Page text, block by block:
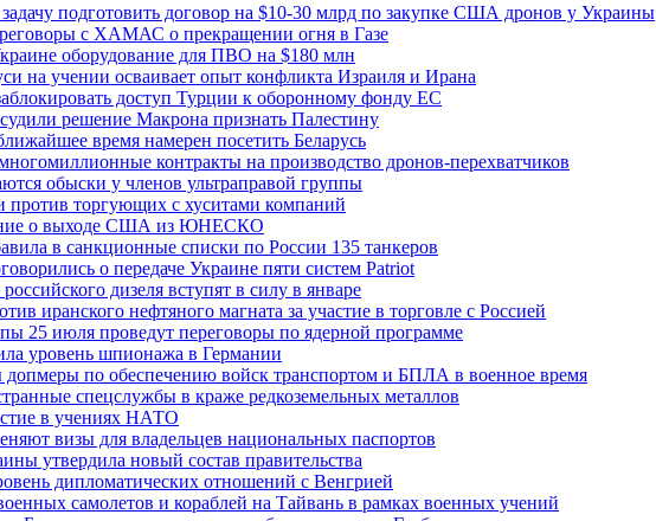
подготовить договор на $10-30 млрд по закупке США дронов у Украины
с ХАМАС о прекращении огня в Газе
оборудование для ПВО на $180 млн
на учении осваивает опыт конфликта Израиля и Ирана
доступ Турции к оборонному фонду ЕС
решение Макрона признать Палестину
время намерен посетить Беларусь
контракты на производство дронов-перехватчиков
обыски у членов ультраправой группы
торгующих с хуситами компаний
о выходе США из ЮНЕСКО
в санкционные списки по России 135 танкеров
о передаче Украине пяти систем Patriot
дизеля вступят в силу в январе
иранского нефтяного магната за участие в торговле с Россией
25 июля проведут переговоры по ядерной программе
уровень шпионажа в Германии
допмеры по обеспечению войск транспортом и БПЛА в военное время
спецслужбы в краже редкоземельных металлов
в учениях НАТО
визы для владельцев национальных паспортов
утвердила новый состав правительства
дипломатических отношений с Венгрией
самолетов и кораблей на Тайвань в рамках военных учений